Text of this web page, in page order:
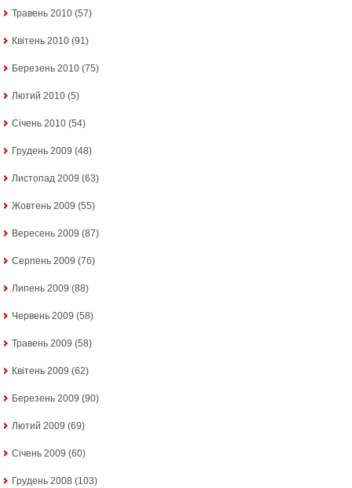
Травень 2010 (57)
Квітень 2010 (91)
Березень 2010 (75)
Лютий 2010 (5)
Січень 2010 (54)
Грудень 2009 (48)
Листопад 2009 (63)
Жовтень 2009 (55)
Вересень 2009 (87)
Серпень 2009 (76)
Липень 2009 (88)
Червень 2009 (58)
Травень 2009 (58)
Квітень 2009 (62)
Березень 2009 (90)
Лютий 2009 (69)
Січень 2009 (60)
Грудень 2008 (103)